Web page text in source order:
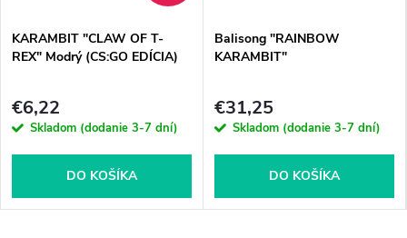
KARAMBIT "CLAW OF T-
REX" Modrý (CS:GO EDÍCIA)
€6,22
Skladom (dodanie 3-7 dní)
DO KOŠÍKA
Balisong "RAINBOW
KARAMBIT"
€31,25
Skladom (dodanie 3-7 dní)
DO KOŠÍKA